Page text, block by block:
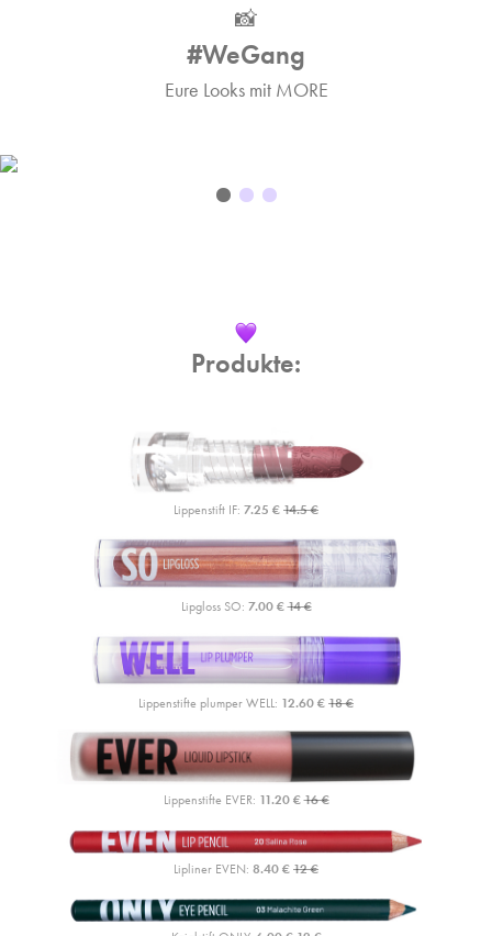
📸
#WeGang
Eure Looks mit MORE
Produkte:
Lippenstift IF: 7.25 €14.5 €
Lipgloss SO: 7.00 €14 €
Lippenstifte plumper WELL: 12.60 €18 €
Lippenstifte EVER: 11.20 €16 €
Lipliner EVEN: 8.40 €12 €